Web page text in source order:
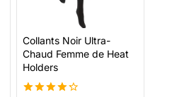
Collants Noir Ultra-
Chaud Femme de Heat
Holders